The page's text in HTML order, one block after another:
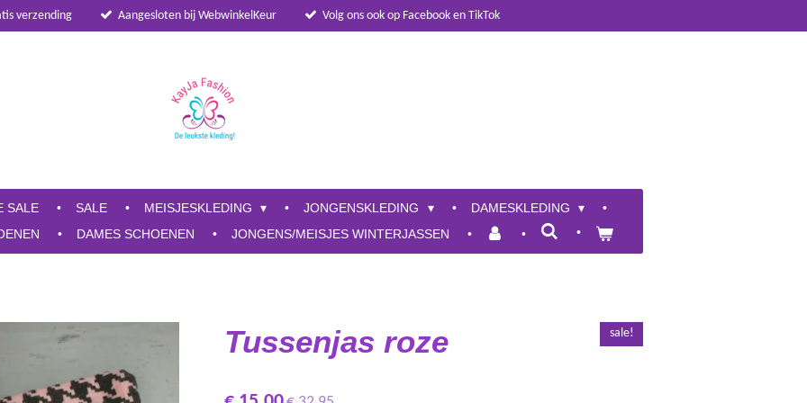
verzending Aangesloten bij WebwinkelKeur Volg ons ook op Facebook en TikTok
SALE SALE MEISJESKLEDING JONGENSKLEDING
DAMESKLEDING
DAMES SCHOENEN JONGENS/MEISJES WINTERJASSEN
Tussenjas roze sale!